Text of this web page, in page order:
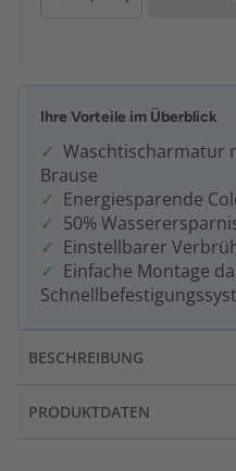
Ihre Vorteile im Überblick
Waschtischarmatur
Brause
Energiesparende
50%
Einstellbarer
Einfache Montage
BESCHREIBUNG
PRODUKTDATEN